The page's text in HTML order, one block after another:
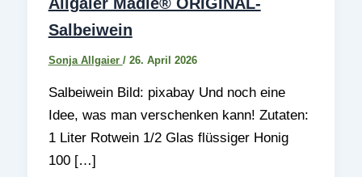
Salbeiwein
Sonja Allgaier / 26. April 2026
Salbeiwein Bild: pixabay Und noch eine
Idee, was man verschenken kann! Zutaten:
1 Liter Rotwein 1/2 Glas flüssiger Honig
100 […]